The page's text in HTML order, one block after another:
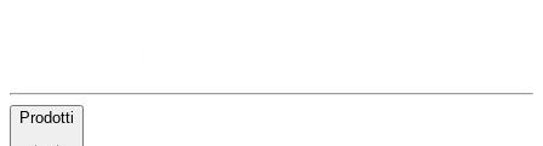
Prodotti